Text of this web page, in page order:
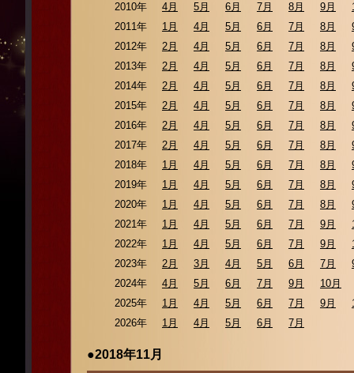
2010年 4月 5月 6月 7月 8月 9月
2011年
1月 4月 5月 6月 7月 8月
2012年
2月 4月 5月 6月 7月 8月
2013年
2月 4月 5月 6月 7月 8月
2014年
2月 4月 5月 6月 7月 8月
2015年
2月 4月 5月 6月 7月 8月
2016年
2月 4月 5月 6月 7月 8月
2017年
2月 4月 5月 6月 7月 8月
2018年
1月 4月 5月 6月 7月 8月
2019年
1月 4月 5月 6月 7月 8月
2020年
1月 4月 5月 6月 7月 8月
2021年
1月 4月 5月 6月 7月 9月
2022年
1月 4月 5月 6月 7月 9月
2023年
2月 3月 4月 5月 6月 7月
2024年
4月 5月 6月 7月 9月
10月
2025年
1月 4月 5月 6月 7月 9月
2026年
1月 4月 5月 6月 7月
●2018年11月